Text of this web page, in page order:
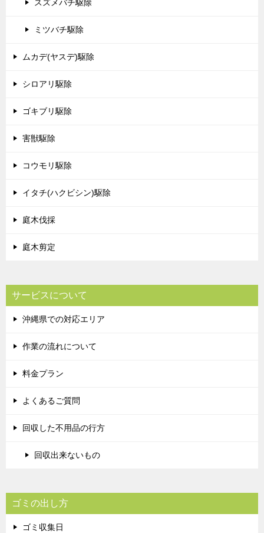
スズメバチ駆除
ミツバチ駆除
ムカデ(ヤスデ)駆除
シロアリ駆除
ゴキブリ駆除
害獣駆除
コウモリ駆除
イタチ(ハクビシン)駆除
庭木伐採
庭木剪定
サービスについて
沖縄県での対応エリア
作業の流れについて
料金プラン
よくあるご質問
回収した不用品の行方
回収出来ないもの
ゴミの出し方
ゴミ収集日